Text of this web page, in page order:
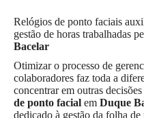
Relógios de ponto faciais
gestão de horas trabalhadas
Bacelar
Otimizar o processo de
colaboradores faz toda a
concentrar em outras
de ponto facial em Duque
dedicado à gestão da folha de